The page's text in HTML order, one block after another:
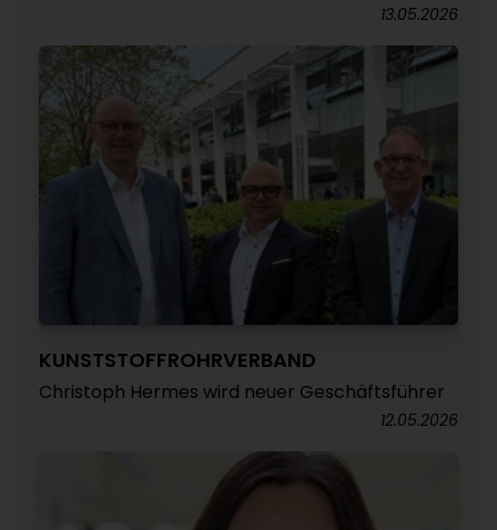
13.05.2026
KUNSTSTOFFROHRVERBAND
Christoph Hermes wird neuer Geschäftsführer
12.05.2026